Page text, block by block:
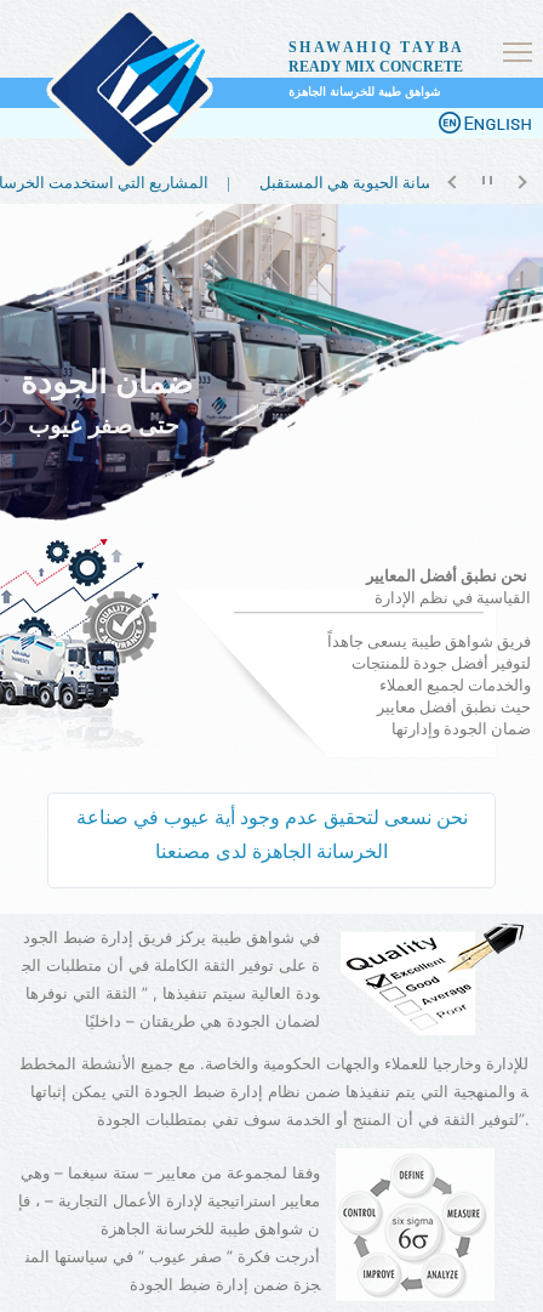
SHAWAHIQ TAYBA
READY MIX CONCRETE
شواهق طيبة للخرسانة الجاهزة
المشاريع التي استخدمت الخرسانة الحيوية |
ضمان الجودة
حتى صفر عيوب
القياسية في نظم الإدارة
فريق شواهق طيبة يسعى جاهداً
لتوفير أفضل جودة للمنتجات
والخدمات لجميع العملاء
حيث نطبق أفضل معايير
ضمان الجودة وإدارتها
نحن نسعى لتحقيق عدم وجود أية عيوب في صناعة
الخرسانة الجاهزة لدى مصنعنا
في شواهق طيبة يركز فريق إدارة ضبط الجود
ة على توفير الثقة الكاملة في أن متطلبات الج
ودة العالية سيتم تنفيذها , ” الثقة التي نوفرها
لضمان الجودة هي طريقتان – داخليًا
للإدارة وخارجيا للعملاء والجهات الحكومية والخاصة. مع جميع الأنشطة المخطط
ة والمنهجية التي يتم تنفيذها ضمن نظام إدارة ضبط الجودة التي يمكن إثباتها
لتوفير الثقة في أن المنتج أو الخدمة سوف تفي بمتطلبات الجودة”.
وفقا لمجموعة من معايير – ستة سيغما – وهي
معايير استراتيجية لإدارة الأعمال التجارية – ، فإ
ن شواهق طيبة للخرسانة الجاهزة
أدرجت فكرة ” صفر عيوب ” في سياستها المن
جزة ضمن إدارة ضبط الجودة